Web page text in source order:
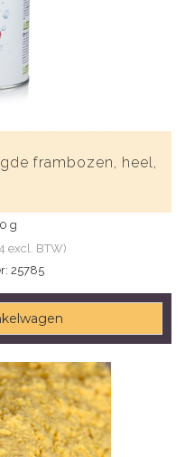
frambozen, heel,
g
excl. BTW)
25785